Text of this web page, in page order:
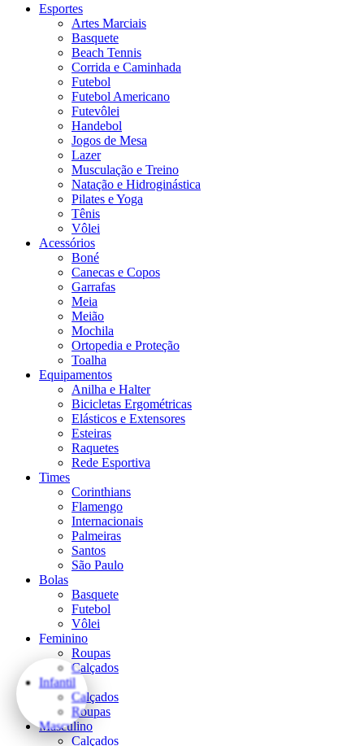
Esportes
Artes Marciais
Basquete
Beach Tennis
Corrida e Caminhada
Futebol
Futebol Americano
Futevôlei
Handebol
Jogos de Mesa
Lazer
Musculação e Treino
Natação e Hidroginástica
Pilates e Yoga
Tênis
Vôlei
Acessórios
Boné
Canecas e Copos
Garrafas
Meia
Meião
Mochila
Ortopedia e Proteção
Toalha
Equipamentos
Anilha e Halter
Bicicletas Ergométricas
Elásticos e Extensores
Esteiras
Raquetes
Rede Esportiva
Times
Corinthians
Flamengo
Internacionais
Palmeiras
Santos
São Paulo
Bolas
Basquete
Futebol
Vôlei
Feminino
Roupas
Calçados
Infantil
Calçados
Roupas
Masculino
Calçados